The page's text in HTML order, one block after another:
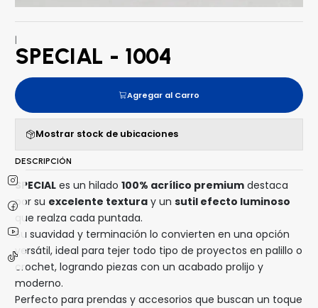
SPECIAL - 1004
Agregar al Carro
Mostrar stock de ubicaciones
DESCRIPCIÓN
SPECIAL es un hilado 100% acrílico premium destaca
por su excelente textura y un sutil efecto luminoso
que realza cada puntada.
Su suavidad y terminación lo convierten en una opción
versátil, ideal para tejer todo tipo de proyectos en palillo o
crochet, logrando piezas con un acabado prolijo y
moderno.
Perfecto para prendas y accesorios que buscan un toque